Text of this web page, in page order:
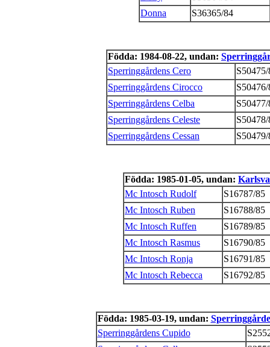
Donna
S36365/84
Födda: 1984-08-22, undan:
Sperringgårdens Cero
Sperringgårdens Cirocco
Sperringgårdens Celba
Sperringgårdens Celeste
Sperringgårdens Cessan
Födda: 1985-01-05, undan:
Mc Intosch Rudolf
S16787/85
Mc Intosch Ruben
S16788/85
Mc Intosch Ruffen
S16789/85
Mc Intosch Rasmus
S16790/85
Mc Intosch Ronja
S16791/85
Mc Intosch Rebecca
S16792/85
Födda: 1985-03-19, undan:
Sperringgårdens Cupido